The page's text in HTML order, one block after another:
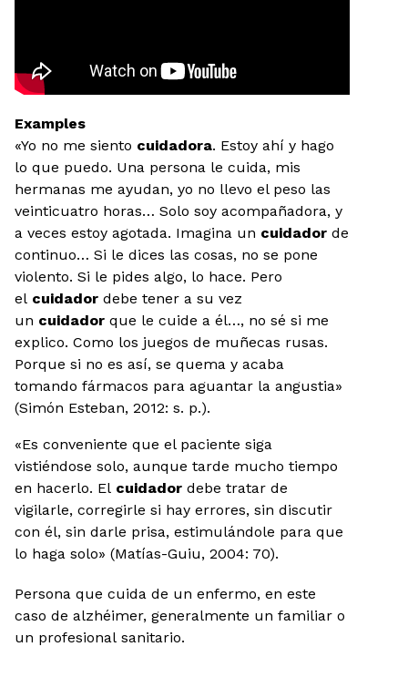
Examples
«Yo no me siento cuidadora. Estoy ahí y hago
lo que puedo. Una persona le cuida, mis
hermanas me ayudan, yo no llevo el peso las
veinticuatro horas… Solo soy acompañadora, y
a veces estoy agotada. Imagina un cuidador de
continuo… Si le dices las cosas, no se pone
violento. Si le pides algo, lo hace. Pero
el cuidador debe tener a su vez
un cuidador que le cuide a él…, no sé si me
explico. Como los juegos de muñecas rusas.
Porque si no es así, se quema y acaba
tomando fármacos para aguantar la angustia»
(Simón Esteban, 2012: s. p.).
«Es conveniente que el paciente siga
vistiéndose solo, aunque tarde mucho tiempo
en hacerlo. El cuidador debe tratar de
vigilarle, corregirle si hay errores, sin discutir
con él, sin darle prisa, estimulándole para que
lo haga solo» (Matías-Guiu, 2004: 70).
Persona que cuida de un enfermo, en este
caso de alzhéimer, generalmente un familiar o
un profesional sanitario.